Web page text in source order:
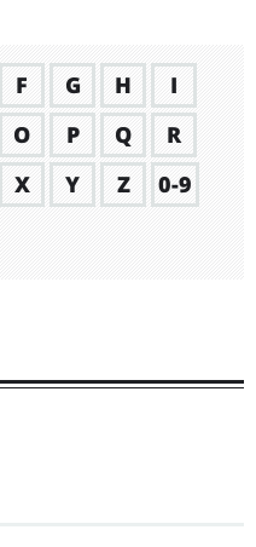
F G H
I
O P Q
R
X Y Z
0-9